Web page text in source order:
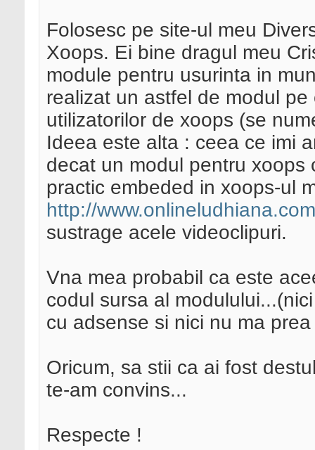
Folosesc pe site-ul meu
Xoops. Ei bine dragul meu
module pentru usurinta in
realizat un astfel de modul
utilizatorilor de xoops (se
Ideea este alta : ceea ce imi
decat un modul pentru
practic embeded in xoops-ul
http://
sustrage acele videoclipuri.
Vna mea probabil ca este
codul sursa al
cu adsense si nici nu ma
Oricum, sa stii ca ai fost
te-am convins...
Respecte !